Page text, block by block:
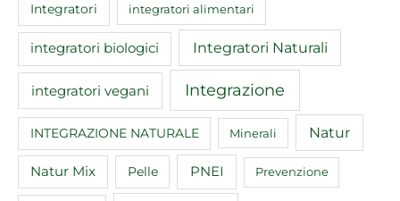
Integratori integratori alimentari
integratori biologici Integratori Naturali
integratori vegani Integrazione
INTEGRAZIONE NATURALE Minerali Natur
Natur Mix Pelle PNEI Prevenzione